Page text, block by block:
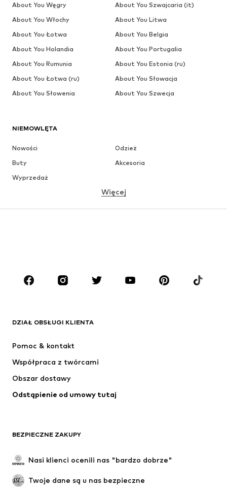
NIEMOWLĘTA
Nowości
Odzież
Buty
Akcesoria
Wyprzedaż
MARKI
Next
SUPERFIT
Więcej
DZIAŁ OBSŁUGI KLIENTA
Pomoc & kontakt
Współpraca z twórcami
Obszar dostawy
Odstąpienie od umowy tutaj
BEZPIECZNE ZAKUPY
Nasi klienci ocenili nas "bardzo dobrze"
Twoje dane są u nas bezpieczne
About You Węgry
About You Szwajcaria (it)
About You Włochy
About You Litwa
About You Łotwa
About You Belgia
About You Holandia
About You Portugalia
About You Rumunia
About You Estonia (ru)
About You Łotwa (ru)
About You Słowacja
About You Słowenia
About You Szwecja